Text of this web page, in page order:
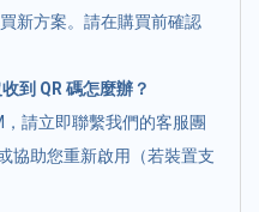
新方案。請在購買前確認
到 QR 碼怎麼辦？
請立即聯繫我們的客服團
協助您重新啟用（若裝置支